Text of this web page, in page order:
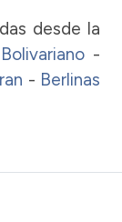
desde la
-
- Berlinas